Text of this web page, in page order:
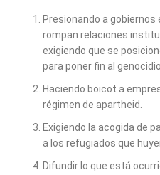
Presionando a
rompan relaciones
exigiendo que se
para poner fin al genocidio.
Haciendo boicot a
régimen de apartheid.
Exigiendo la acogida de
a los refugiados que
Difundir lo que está